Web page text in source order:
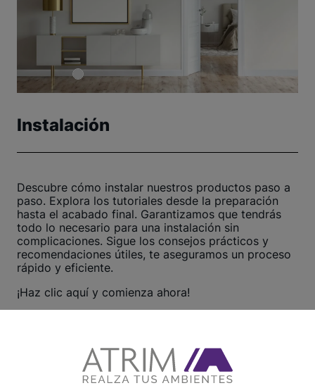
Instalación
Descubre cómo instalar nuestros productos paso a
paso. Explora los tutoriales desde la preparación
hasta el acabado final. Garantizamos que tendrás
todo lo necesario para una instalación sin
complicaciones. Sigue los consejos prácticos y
recomendaciones útiles, te aseguramos un proceso
rápido y eficiente.
¡Haz clic aquí y comienza ahora!